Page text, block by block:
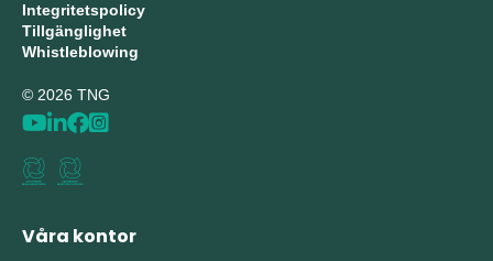
Integritetspolicy
Tillgänglighet
Whistleblowing
© 2026 TNG
Våra kontor